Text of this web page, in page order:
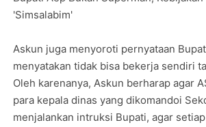
'Simsalabim'
Askun juga menyoroti pernyataan
menyatakan tidak bisa bekerja sendiri
Oleh karenanya, Askun berharap agar
para kepala dinas yang dikomandoi
menjalankan intruksi Bupati, agar